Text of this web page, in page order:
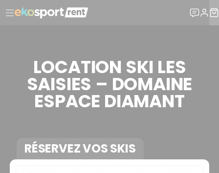
LOCATION SKI LES
SAISIES – DOMAINE
ESPACE DIAMANT
RÉSERVEZ VOS SKIS